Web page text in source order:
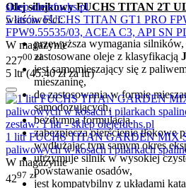
Olej silnikowy FUCHS TITAN 2T
właściwości:
przewyższa wymagania
zastosowane oleje z klasyfikacją
jest samomieszający się z
mieszaninę,
do zastosowania w formie
samodozujących,
bezdymna formulacja,
zabezpiecza pierścienie tłokowe
wydłużając tym samym okres
utrzymuje silnik w wysokiej
powstawanie osadów,
jest kompatybilny z układami
5 litrów FUCHS TITAN GT1 PRO
FPW9.55535/03, ACEA C3, API SN
W magazynie
22700 zł
5 ltr (45.40złza ltr)
1 litr FUCHS TITAN GARDEN MIX
paliwowych w kosach i pilarkach
W magazynie
4297 zł